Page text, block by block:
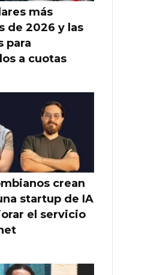
más
de 2026 y las
para
a cuotas
crean
startup de IA
el servicio